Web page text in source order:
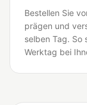
Bestellen Sie
prägen und
selben Tag. So
Werktag bei